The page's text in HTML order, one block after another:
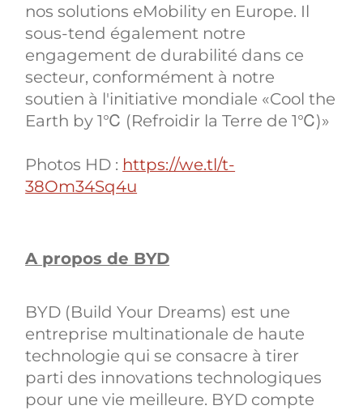
nos solutions eMobility en Europe. Il
sous-tend également notre
engagement de durabilité dans ce
secteur, conformément à notre
soutien à l'initiative mondiale «Cool the
Earth by 1℃ (Refroidir la Terre de 1℃)»
Photos HD : https://we.tl/t-
38Om34Sq4u
A propos de BYD
BYD (Build Your Dreams) est une
entreprise multinationale de haute
technologie qui se consacre à tirer
parti des innovations technologiques
pour une vie meilleure. BYD compte